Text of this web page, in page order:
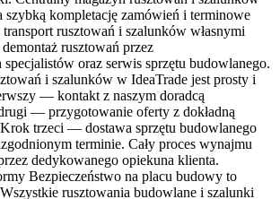
kompletację zamówień i terminowe
rusztowań i szalunków własnymi
rusztowań przez
oraz serwis sprzętu budowlanego.
i szalunków w IdeaTrade jest prosty i
— kontakt z naszym doradcą
— przygotowanie oferty z dokładną
trzeci — dostawa sprzętu budowlanego
terminie. Cały proces wynajmu
dedykowanego opiekuna klienta.
Bezpieczeństwo na placu budowy to
rusztowania budowlane i szalunki